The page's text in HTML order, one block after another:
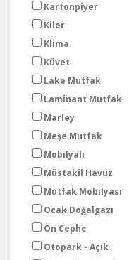
Kartonpiyer
Kiler
Klima
Küvet
Lake Mutfak
Laminant Mutfak
Marley
Meşe Mutfak
Mobilyalı
Müstakil Havuz
Mutfak Mobilyası
Ocak Doğalgazı
Ön Cephe
Otopark - Açık